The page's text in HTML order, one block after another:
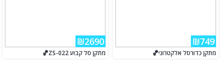
₪749
מתקן כדורסל אלקטרוני🏀
₪2690
מתקן סל קבוע ZS-022🏀